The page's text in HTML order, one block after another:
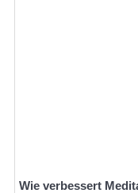
Wie verbessert